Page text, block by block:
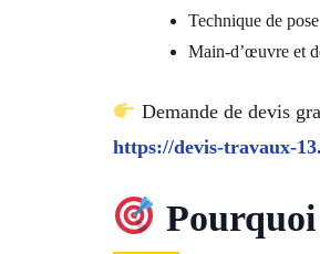
Technique de pose
Main-d’œuvre et
Demande de devis
https://devis-travaux-